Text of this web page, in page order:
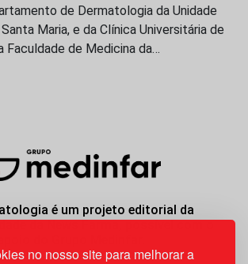
no nosso site para melhorar a
de Dermatologia da Unidade
Maria, e da Clínica Universitária de
Faculdade de Medicina da…
é um projeto editorial da
da News Farma, possível com o